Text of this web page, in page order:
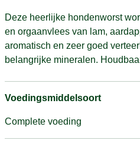
Deze heerlijke hondenworst
en orgaanvlees van lam,
aromatisch en zeer goed
belangrijke mineralen.
Voedingsmiddelsoort
Complete voeding